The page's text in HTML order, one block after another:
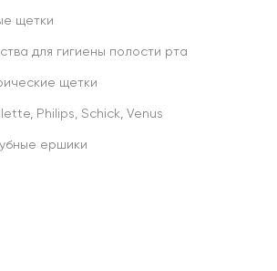
щетки
для гигиены полости рта
щетки
Philips, Schick, Venus
ершики